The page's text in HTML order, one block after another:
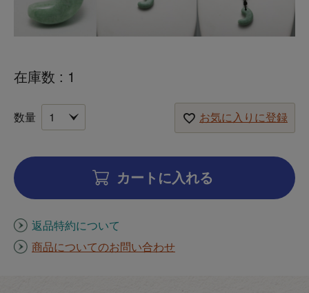
在庫数 1
お気に入りに登録
カートに入れる
返品特約について
商品についてのお問い合わせ